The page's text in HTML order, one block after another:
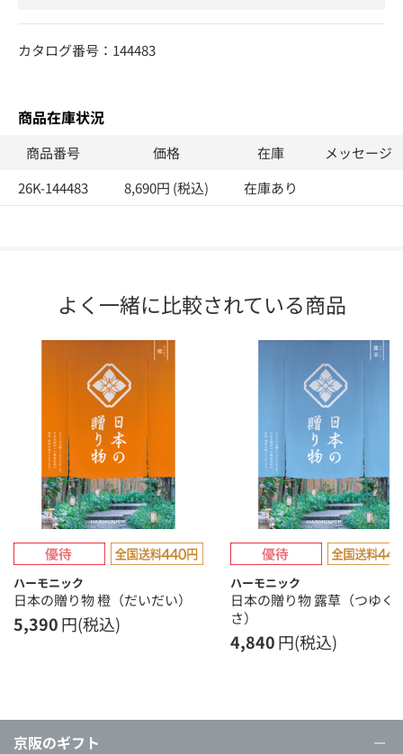
カタログ番号：144483
商品在庫状況
商品番号 価格 在庫
メッセージ
26K-144483
8,690円 (税込) 在庫あり
よく一緒に比較されている商品
ハーモニック
日本の贈り物 橙（だいだい）
5,390円(税込)
ハーモニック
日本の贈り物 露草（つゆく
さ）
4,840円(税込)
京阪のギフト